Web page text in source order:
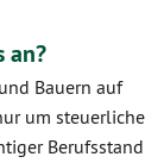
an?
Bauern auf
um steuerliche
Berufsstand